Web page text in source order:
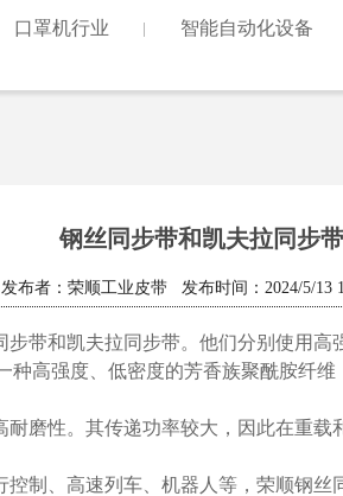
口罩机行业 智能自动化设备
钢丝同步带和凯夫拉同步
发布者：荣顺工业皮带 发布时间：2024/5/13
带和凯夫拉同步带。他们分别使用高
种高强度、低密度的芳香族聚酰胺纤
磨性。其传递功率较大，因此在重
制、高速列车、机器人等，荣顺钢